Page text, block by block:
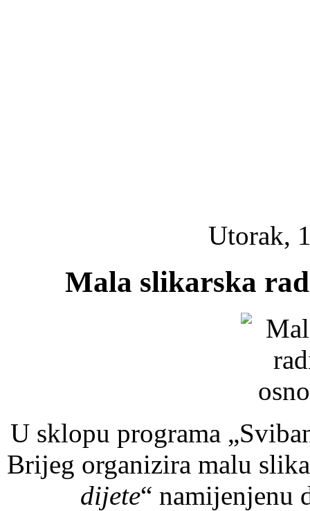
Utorak,
Mala slikarska
U sklopu programa
Brijeg organizira malu
dijete“ namijenjenu